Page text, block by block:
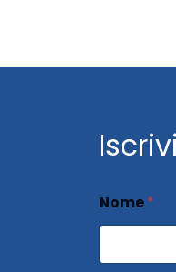
Nome*